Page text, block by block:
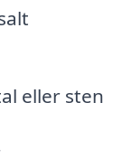
eller sten